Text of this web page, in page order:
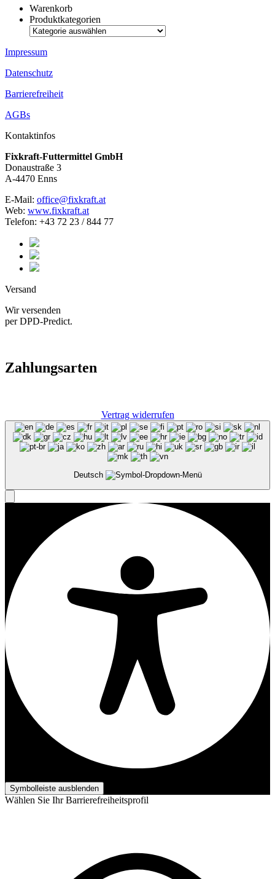
Warenkorb
Produktkategorien
Impressum
Datenschutz
Barrierefreiheit
AGBs
Kontaktinfos
Fixkraft-Futtermittel GmbH
Donaustraße 3
A-4470 Enns
E-Mail: office@fixkraft.at
Web: www.fixkraft.at
Telefon: +43 72 23 / 844 77
Versand
Wir versenden
per DPD-Predict.
Zahlungsarten
Vertrag widerrufen
Deutsch
Symbolleiste ausblenden
Wählen Sie Ihr Barrierefreiheitsprofil